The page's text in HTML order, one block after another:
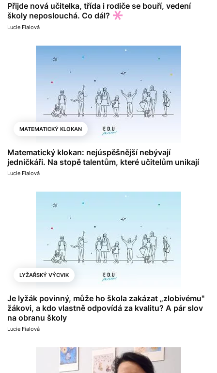
Přijde nová učitelka, třída i rodiče se bouří, vedení
školy neposlouchá. Co dál?
Lucie Fialová
MATEMATICKÝ KLOKAN
Matematický klokan: nejúspěšnější nebývají
jedničkáři. Na stopě talentům, které učitelům unikají
Lucie Fialová
LYŽAŘSKÝ VÝCVIK
Je lyžák povinný, může ho škola zakázat „zlobivému"
žákovi, a kdo vlastně odpovídá za kvalitu? A pár slov
na obranu školy
Lucie Fialová